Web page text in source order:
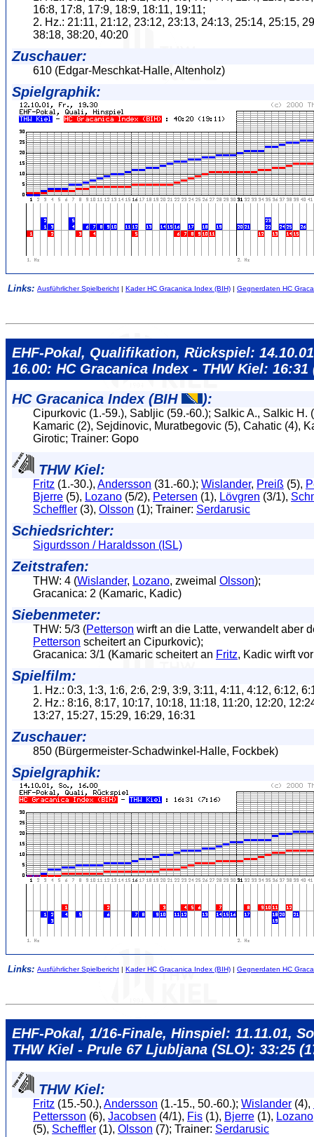
16:8, 17:8, 17:9, 18:9, 18:11, 19:11;
2. Hz.: 21:11, 21:12, 23:12, 23:13, 24:13, 25:14, 25:15,
38:18, 38:20, 40:20
Zuschauer:
610 (Edgar-Meschkat-Halle, Altenholz)
Spielgraphik:
Links: Ausführlicher Spielbericht Kader HC Gracanica Index (BIH) Gegnerdaten HC
EHF-Pokal, Qualifikation, Rückspiel:
16.00: HC Gracanica Index - THW Kiel: 16:31
HC Gracanica Index (BIH
):
Cipurkovic (1.-59.), Sabljic (59.-60.); Salkic A., Salkic H.
Kamaric (2), Sejdinovic, Muratbegovic (5), Cahatic (4),
Girotic; Trainer: Gopo
THW Kiel:
Fritz (1.-30.), Andersson (31.-60.); Wislander, Preiß (5),
Bjerre (5), Lozano (5/2), Petersen (1), Lövgren (3/1),
Scheffler (3), Olsson (1); Trainer: Serdarusic
Schiedsrichter:
Sigurdsson / Haraldsson (ISL)
Zeitstrafen:
THW: 4 (Wislander, Lozano, zweimal Olsson);
Gracanica: 2 (Kamaric, Kadic)
Siebenmeter:
THW: 5/3 (Petterson wirft an die Latte, verwandelt aber
Petterson scheitert an Cipurkovic);
Gracanica: 3/1 (Kamaric scheitert an Fritz, Kadic wirft
Spielfilm:
1. Hz.: 0:3, 1:3, 1:6, 2:6, 2:9, 3:9, 3:11, 4:11, 4:12, 6:12,
2. Hz.: 8:16, 8:17, 10:17, 10:18, 11:18, 11:20, 12:20,
13:27, 15:27, 15:29, 16:29, 16:31
Zuschauer:
850 (Bürgermeister-Schadwinkel-Halle, Fockbek)
Spielgraphik:
Links: Ausführlicher Spielbericht Kader HC Gracanica Index (BIH) Gegnerdaten HC
EHF-Pokal, 1/16-Finale, Hinspiel: 11.11.01,
THW Kiel - Prule 67 Ljubljana (SLO): 33:25
THW Kiel:
Fritz (15.-50.), Andersson (1.-15., 50.-60.); Wislander (4),
Pettersson (6), Jacobsen (4/1), Fis (1), Bjerre (1), Lozano
(5), Scheffler (1), Olsson (7); Trainer: Serdarusic